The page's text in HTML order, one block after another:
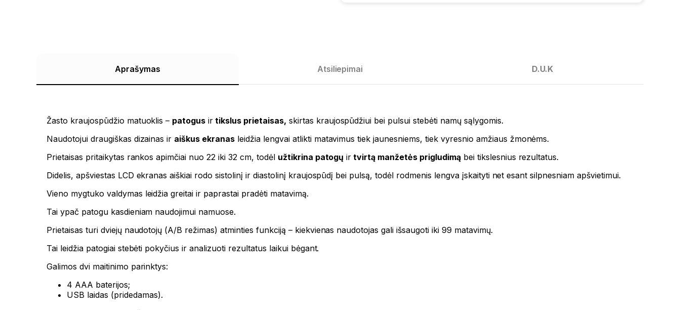
Aprašymas Atsiliepimai D.U.K
Žasto kraujospūdžio matuoklis – patogus ir tikslus prietaisas, skirtas kraujospūdžiui bei pulsui stebėti namų sąlygomis.
Naudotojui draugiškas dizainas ir aiškus ekranas leidžia lengvai atlikti matavimus tiek jaunesniems, tiek vyresnio amžiaus žmonėms.
Prietaisas pritaikytas rankos apimčiai nuo 22 iki 32 cm, todėl užtikrina patogų ir tvirtą manžetės prigludimąbei tikslesnius rezultatus.
Didelis, apšviestas LCD ekranas aiškiai rodo sistolinį ir diastolinį kraujospūdį bei pulsą, todėl rodmenis lengva įskaityti net esant silpnesniam apšvietimui.
Vieno mygtuko valdymas leidžia greitai ir paprastai pradėti matavimą.
Tai ypač patogu kasdieniam naudojimui namuose.
Prietaisas turi dviejų naudotojų (A/B režimas) atminties funkciją – kiekvienas naudotojas gali išsaugoti iki 99 matavimų.
Tai leidžia patogiai stebėti pokyčius ir analizuoti rezultatus laikui bėgant.
Galimos dvi maitinimo parinktys:
4 AAA baterijos;
USB laidas (pridedamas).